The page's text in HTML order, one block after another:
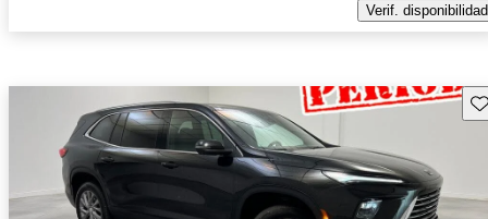
Verif. disponibilidad